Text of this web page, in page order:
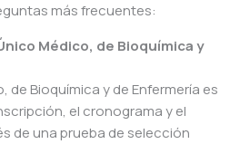
más frecuentes:
Médico, de Bioquímica y
de Bioquímica y de Enfermería es
el cronograma y el
de una prueba de selección